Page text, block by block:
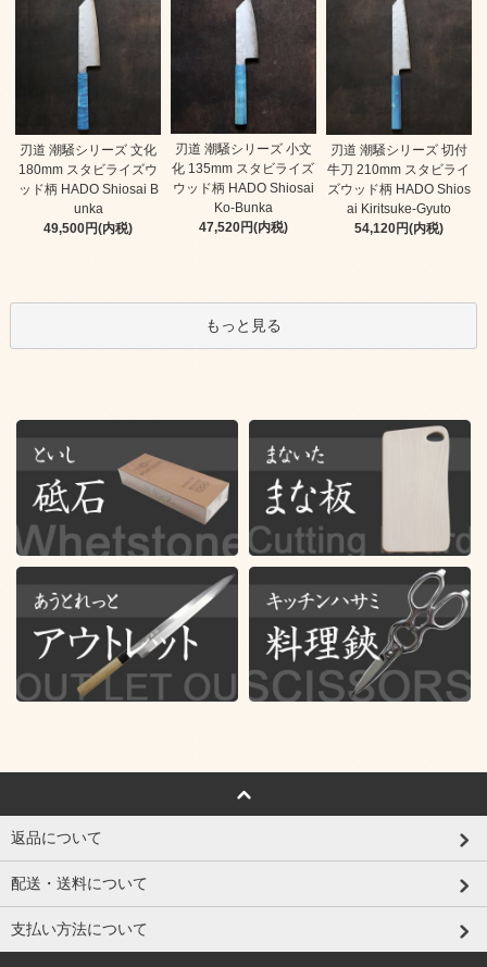
刃道 潮騒シリーズ 文化
180mm スタビライズウ
ッド柄 HADO Shiosai B
unka
49,500円(内税)
刃道 潮騒シリーズ 小文
化 135mm スタビライズ
ウッド柄 HADO Shiosai
Ko-Bunka
47,520円(内税)
刃道 潮騒シリーズ 切付
牛刀 210mm スタビライ
ズウッド柄 HADO Shios
ai Kiritsuke-Gyuto
54,120円(内税)
もっと見る
返品について
配送・送料について
支払い方法について